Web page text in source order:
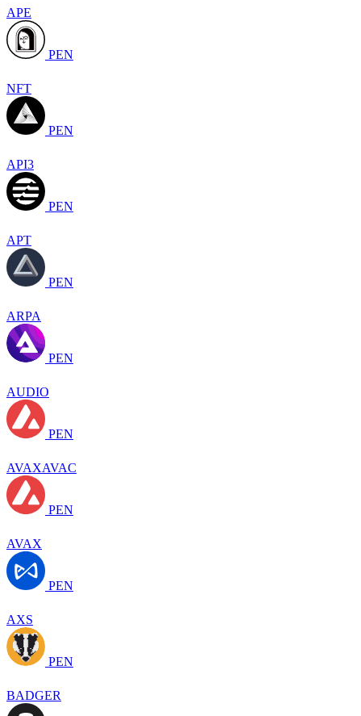
APE
PEN
NFT
PEN
API3
PEN
APT
PEN
ARPA
PEN
AUDIO
PEN
AVAXAVAC
PEN
AVAX
PEN
AXS
PEN
BADGER